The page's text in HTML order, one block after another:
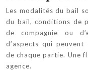
Les modalités du bail
du bail, conditions de
de compagnie ou
d’aspects qui
de chaque partie. Une
agence.